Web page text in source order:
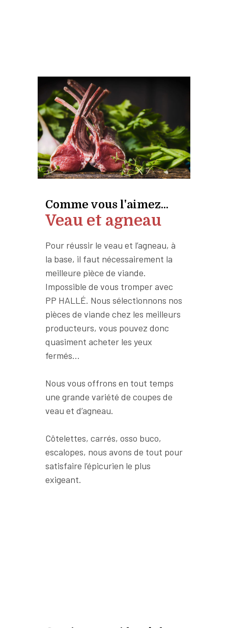
Comme vous l'aimez...
Veau et agneau
Pour réussir le veau et l’agneau, à
la base, il faut nécessairement la
meilleure pièce de viande.
Impossible de vous tromper avec
PP HALLÉ. Nous sélectionnons nos
pièces de viande chez les meilleurs
producteurs, vous pouvez donc
quasiment acheter les yeux
fermés…
Nous vous offrons en tout temps
une grande variété de coupes de
veau et d’agneau.
Côtelettes, carrés, osso buco,
escalopes, nous avons de tout pour
satisfaire l’épicurien le plus
exigeant.